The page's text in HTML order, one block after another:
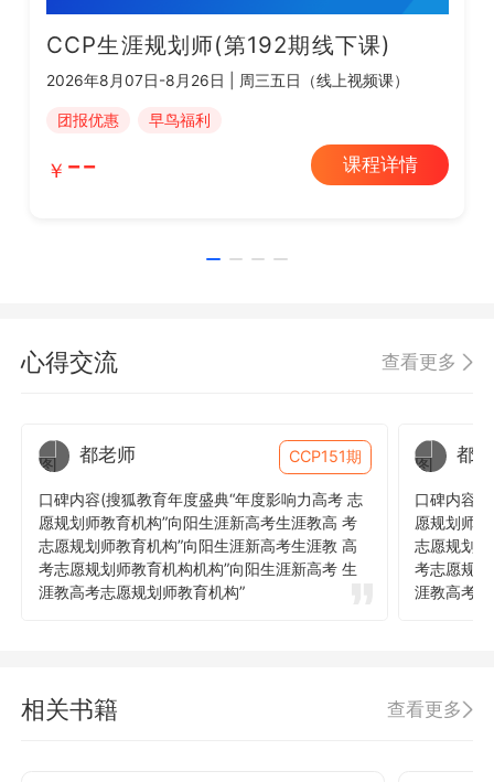
CCP生涯规划师(第192期线下课)
2026年8月07日-8月26日 | 周三五日（线上视频课）
团报优惠 早鸟福利
-- 课程详情
心得交流 查看更多
CCP151期
都老师
口碑内容(搜狐教育年度盛典“年度影响力高考 志
愿规划师教育机构”向阳生涯新高考生涯教高 考
志愿规划师教育机构”向阳生涯新高考生涯教 高
考志愿规划师教育机构机构”向阳生涯新高考 生
涯教高考志愿规划师教育机构”
都
口碑内容(
愿规划师
志愿规划
考志愿规
涯教高考
相关书籍 查看更多